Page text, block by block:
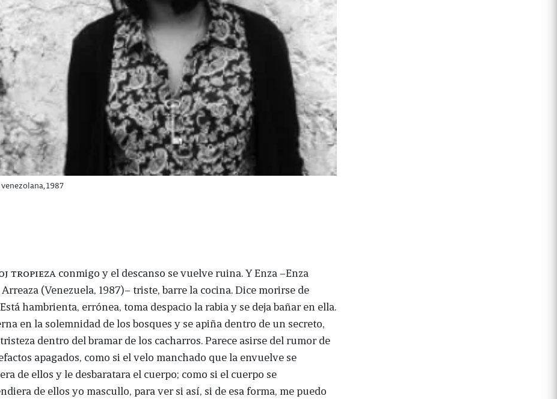
1987
tropieza conmigo y el descanso se vuelve ruina. Y Enza –Enza
(Venezuela, 1987)– triste, barre la cocina. Dice morirse de
hambrienta, errónea, toma despacio la rabia y se deja bañar en ella.
en la solemnidad de los bosques y se apiña dentro de un secreto,
dentro del bramar de los cacharros. Parece asirse del rumor de
apagados, como si el velo manchado que la envuelve se
de ellos y le desbaratara el cuerpo; como si el cuerpo se
de ellos yo mascullo, para ver si así, si de esa forma, me puedo